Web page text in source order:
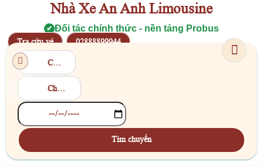
Nhà Xe An Anh Limousine
✔ Đối tác chính thức - nền tảng Probus
Tra cứu vé 02888899944
Chọn điểm đi
Chọn điểm đến
Tìm chuyến